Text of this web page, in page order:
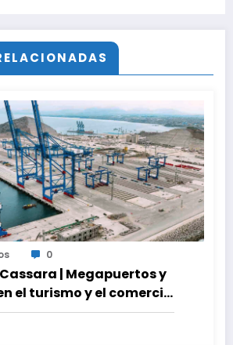
0
| Megapuertos y
el turismo y el comercio